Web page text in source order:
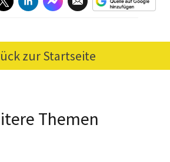
zur Startseite
Themen